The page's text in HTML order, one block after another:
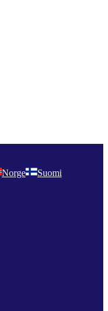
Norge Suomi